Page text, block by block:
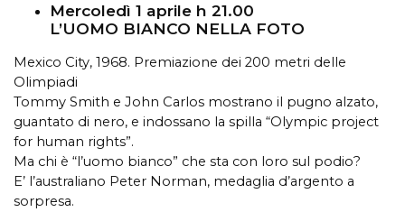
Mercoledì 1 aprile h 21.00
L’UOMO BIANCO NELLA FOTO
Mexico City, 1968. Premiazione dei 200 metri delle
Olimpiadi
Tommy Smith e John Carlos mostrano il pugno alzato,
guantato di nero, e indossano la spilla “Olympic project
for human rights”.
Ma chi è “l’uomo bianco” che sta con loro sul podio?
E’ l’australiano Peter Norman, medaglia d’argento a
sorpresa.